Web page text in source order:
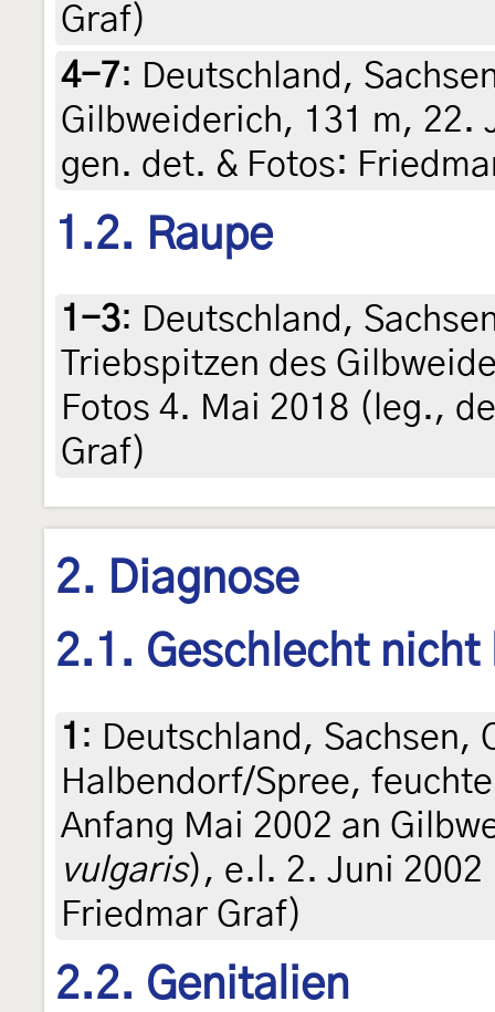
Graf)
4-7: Deutschland,
Gilbweiderich, 131 m, 22.
gen. det. & Fotos:
1.2. Raupe
1-3: Deutschland,
Triebspitzen des
Fotos 4. Mai 2018 (leg.,
Graf)
2. Diagnose
2.1. Geschlecht nicht
1 : Deutschland, Sachsen,
Halbendorf/Spree,
Anfang Mai 2002 an
vulgaris), e.l. 2. Juni
Friedmar Graf)
2.2. Genitalien